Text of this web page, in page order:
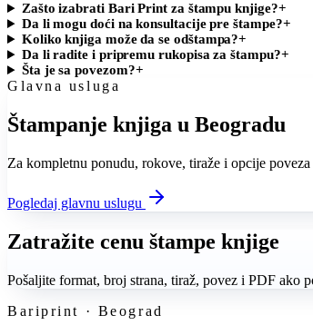
Zašto izabrati Bari Print za štampu knjige?+
Da li mogu doći na konsultacije pre štampe?+
Koliko knjiga može da se odštampa?+
Da li radite i pripremu rukopisa za štampu?+
Šta je sa povezom?+
Glavna usluga
Štampanje knjiga u Beogradu
Za kompletnu ponudu, rokove, tiraže i opcije
Pogledaj glavnu uslugu
Zatražite cenu štampe knjige
Pošaljite format, broj strana, tiraž, povez i PDF ako
Bariprint · Beograd